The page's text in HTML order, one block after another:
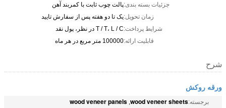
جزئیات بسته بندی:پالت چوب ثابت با کمربند آهن
زمان تحویل:یک تا دو هفته پس از سفارش تایید
شرایط پرداخت:T / T، L / C در نظر، پول نقد
قابلیت ارائه:100000 متر مربع در هر ماه
شرح
ورقه روکش
برجسته:wood veneer sheets
,
wood veneer panels